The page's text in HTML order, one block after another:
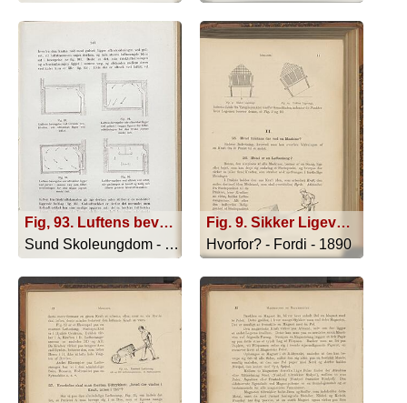
Fig, 93. Luftens bevægelse ved termisk ven- tilation, når aftrækket ligger ved loftet.; Fig. 94. Luftens bevægelse når aftrækket ligger ved gulvet i væggen ligeoverfor tilfør- selsåbningen for den friske (opvar- mede) luft.; Fig. 95. Luftens bevægelse når aftrækket ligger ved gulvet i samme væg som tilfør- selsåbningen for den friske (opvar- mede) luft.; Fig. 96. Luftbevægelsen ved aftræk ved loftet, når gaslamper er tændt og kølig luft tilføres gennem friskluftskanalen.
Sund Skoleungdom - 1917
Fig. 9. Sikker Ligevægt. ; Fig. 10 . Usikker Ligevægt.
Hvorfor? - Fordi - 1890